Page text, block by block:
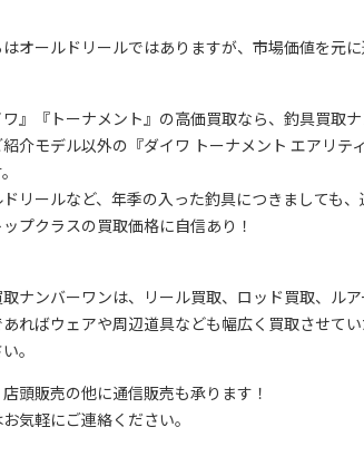
はオールドリールではありますが、市場価値を元
ワ』『トーナメント』の高価買取なら、釣具買取
介モデル以外の『ダイワ トーナメント エアリ
リールなど、年季の入った釣具につきましても
プクラスの買取価格に自信あり！
ナンバーワンは、リール買取、ロッド買取、ル
ればウェアや周辺道具なども幅広く買取させて
。
頭販売の他に通信販売も承ります！
気軽にご連絡ください。